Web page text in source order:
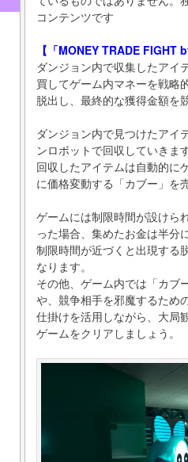
コンテンツです
【「MONEY TRADE FIGHT
ダンジョン内で収集したアイ
買してゲーム内マネーを戦略
脱出し、最終的な獲得金額を
ダンジョン内で見つけたアイ
ンロボットで回収していきま
回収したアイテムは自動的に
に価格変動する「カブー」を
ゲームには制限時間が設けら
った場合、集めたお金は半分
制限時間が近づくと出現する
なります。
その他、ゲーム内では「カブ
や、競争相手を邪魔するため
仕掛けを活用しながら、大局
ゲームをクリアしましょう。